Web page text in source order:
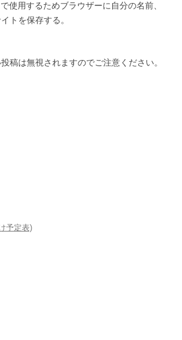
使用するためブラウザーに自分の名前、
トを保存する。
稿は無視されますのでご注意ください。
予定表)